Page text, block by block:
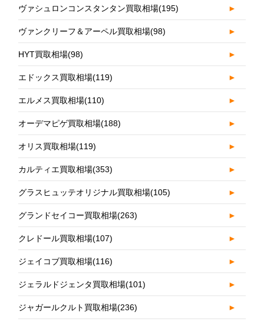
ヴァシュロンコンスタンタン買取相場(195) ►
ヴァンクリーフ＆アーペル買取相場(98) ►
HYT買取相場(98) ►
エドックス買取相場(119) ►
エルメス買取相場(110) ►
オーデマピゲ買取相場(188) ►
オリス買取相場(119) ►
カルティエ買取相場(353) ►
グラスヒュッテオリジナル買取相場(105) ►
グランドセイコー買取相場(263) ►
クレドール買取相場(107) ►
ジェイコブ買取相場(116) ►
ジェラルドジェンタ買取相場(101) ►
ジャガールクルト買取相場(236) ►